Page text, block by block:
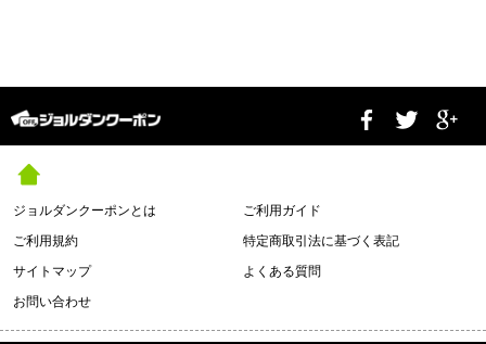
ジョルダンクーポンとは
ご利用ガイド
ご利用規約
特定商取引法に基づく表記
サイトマップ
よくある質問
お問い合わせ